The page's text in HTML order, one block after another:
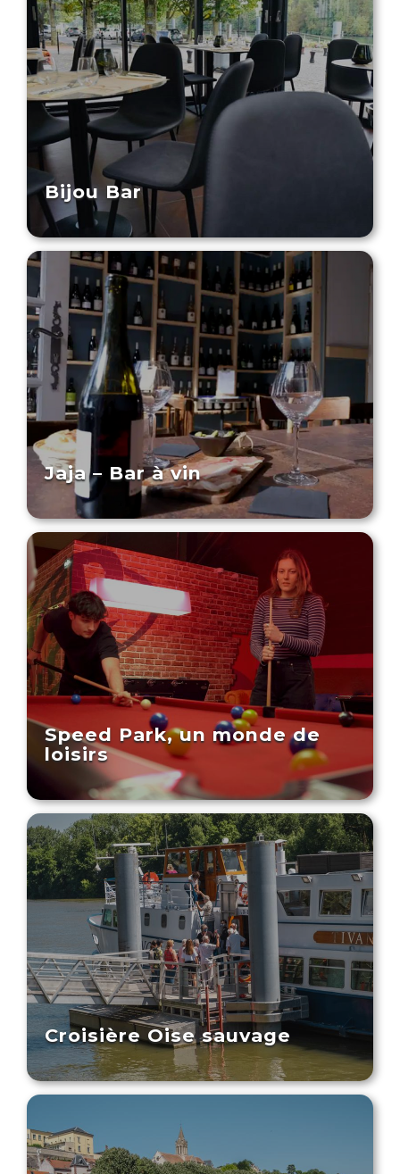
Bijou Bar
Jaja – Bar à vin
Speed Park, un monde de
loisirs
Croisière Oise sauvage